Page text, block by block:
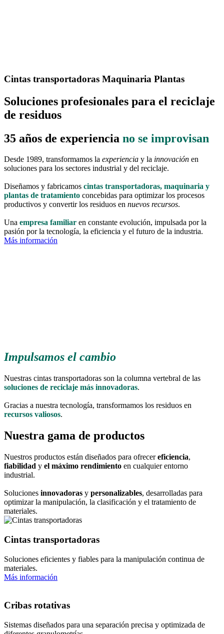
Cintas transportadoras Maquinaria Plantas
Soluciones profesionales para el reciclaje
de residuos
35 años de experiencia no se improvisan
Desde 1989, transformamos la experiencia y la innovación en
soluciones para los sectores industrial y del reciclaje.
Diseñamos y fabricamos cintas transportadoras, maquinaria y
plantas de tratamiento concebidas para optimizar los procesos
productivos y convertir los residuos en nuevos recursos.
Una empresa familiar en constante evolución, impulsada por la
pasión por la tecnología, la eficiencia y el futuro de la industria.
Más información
Impulsamos el cambio
Nuestras cintas transportadoras son la columna vertebral de las
soluciones de reciclaje más innovadoras.
Gracias a nuestra tecnología, transformamos los residuos en
recursos valiosos.
Nuestra gama de productos
Nuestros productos están diseñados para ofrecereficiencia,
fiabilidad y el máximo rendimiento en cualquier entorno
industrial.
Soluciones innovadoras y personalizables, desarrolladas para
optimizar la manipulación, la clasificación y el tratamiento de
materiales.
Cintas transportadoras
Soluciones eficientes y fiables para la manipulación continua de
materiales.
Más información
Cribas rotativas
Sistemas diseñados para una separación precisa y optimizada de